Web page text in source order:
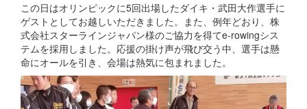
この日はオリンピックに5回出場したダイキ・武田大作選手に
ゲストとしてお越しいただきました。また、例年どおり、株
式会社スターラインジャパン様のご協力を得てe-rowingシス
テムを採用しました。応援の掛け声が飛び交う中、選手は懸
命にオールを引き、会場は熱気に包まれました。